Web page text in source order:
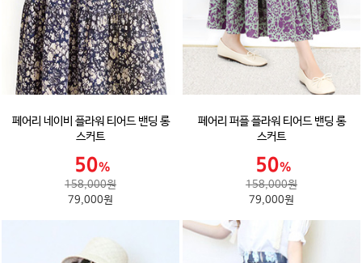
페어리 네이비 플라워 티어드 밴딩 롱
스커트
158,000원
79,000원
페어리 퍼플 플라워 티어드 밴딩 롱
스커트
158,000원
79,000원